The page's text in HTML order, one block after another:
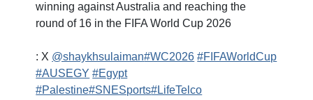
winning against Australia and reaching the
round of 16 in the FIFA World Cup 2026
: X @shaykhsulaiman#WC2026 #FIFAWorldCup
#AUSEGY #Egypt
#Palestine#SNESports#LifeTelco